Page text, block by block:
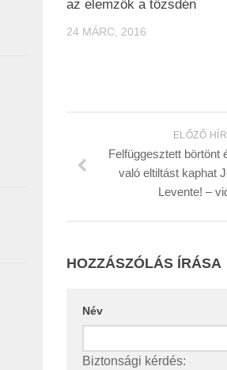
az elemzők a tőzsdén
24 MÁRC, 2016
ELŐZŐ HÍR
Felfüggesztett börtönt
való eltiltást kaphat
Levente! –
HOZZÁSZÓLÁS ÍRÁSA
Név
Biztonsági kérdés: